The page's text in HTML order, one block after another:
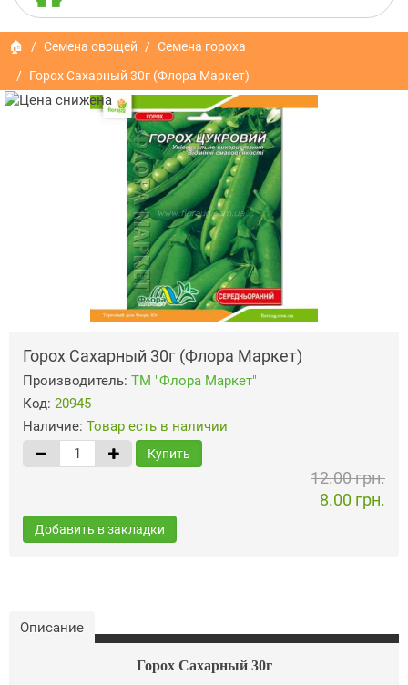
🏠 Семена овощей
Семена гороха
Горох Сахарный 30г (Флора Маркет)
Горох Сахарный 30г (Флора Маркет)
Производитель: ТМ "Флора Маркет"
Код: 20945
Наличие: Товар есть в наличии
Купить
12.00 грн.
8.00 грн.
Добавить в закладки
Описание
Горох Сахарный 30г